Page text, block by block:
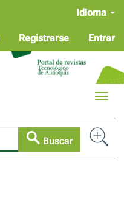
Idioma
Registrarse Entrar
Buscar
Toggle